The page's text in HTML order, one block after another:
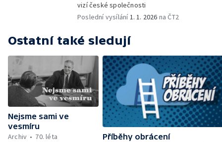
vizí české společnosti
Poslední vysílání1. 1. 2026 na ČT2
Ostatní také sledují
Nejsme sami ve
vesmíru
Archiv
70. léta
Příběhy obrácení